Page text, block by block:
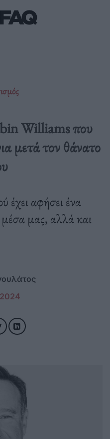
Williams που
μετά τον θάνατο
έχει αφήσει ένα
μας, αλλά και